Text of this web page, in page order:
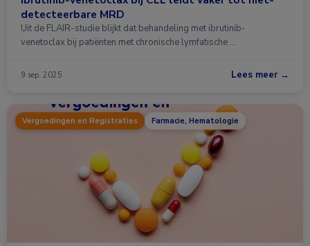
detecteerbare MRD
Uit de FLAIR-studie blijkt dat behandeling met ibrutinib-
venetoclax bij patiënten met chronische lymfatische …
9 sep. 2025 Lees meer →
Vergoedingen en Registraties Farmacie, Hematologie